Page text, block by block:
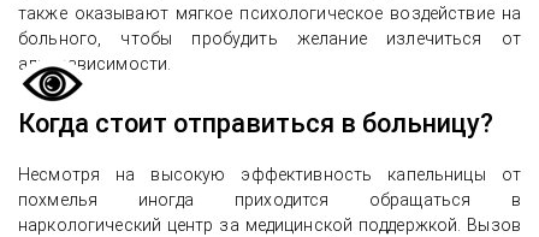
также оказывают мягкое психологическое воздействие на
больного, чтобы пробудить желание излечиться от
алкозависимости.
Когда стоит отправиться в больницу?
Несмотря на высокую эффективность капельницы от
похмелья иногда приходится обращаться в
наркологический центр за медицинской поддержкой. Вызов